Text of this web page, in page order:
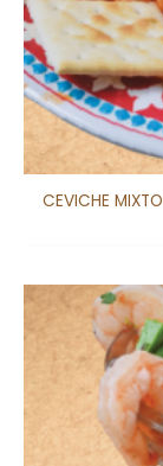
CEVICHE MIXTO